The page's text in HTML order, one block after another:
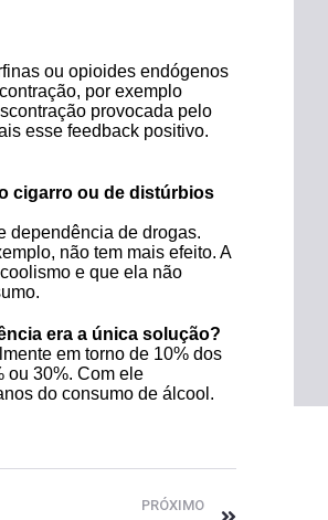
ou opioides endógenos
por exemplo
provocada pelo
esse feedback positivo.
cigarro ou de distúrbios
dependência de drogas.
não tem mais efeito. A
e que ela não
era a única solução?
em torno de 10% dos
ou 30%. Com ele
do consumo de álcool.
PRÓXIMO